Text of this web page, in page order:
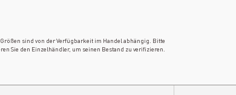
sind von der Verfügbarkeit im Handel abhängig. Bitte
Sie den Einzelhändler, um seinen Bestand zu verifizieren.